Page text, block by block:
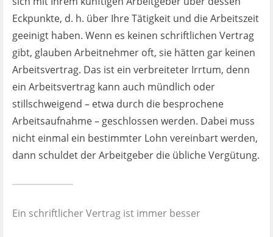
Ist es wirklich gut?
Kontakt
News
Impressum
Datenschutz
Eckpunkte, d. h. über Ihre Tätigkeit und die Arbeitszeit
geeinigt haben. Wenn es keinen schriftlichen Vertrag
gibt, glauben Arbeitnehmer oft, sie hätten gar keinen
Arbeitsvertrag. Das ist ein verbreiteter Irrtum, denn
ein Arbeitsvertrag kann auch mündlich oder
stillschweigend – etwa durch die besprochene
Arbeitsaufnahme – geschlossen werden. Dabei muss
nicht einmal ein bestimmter Lohn vereinbart werden,
dann schuldet der Arbeitgeber die übliche Vergütung.
Ein schriftlicher Vertrag ist immer besser